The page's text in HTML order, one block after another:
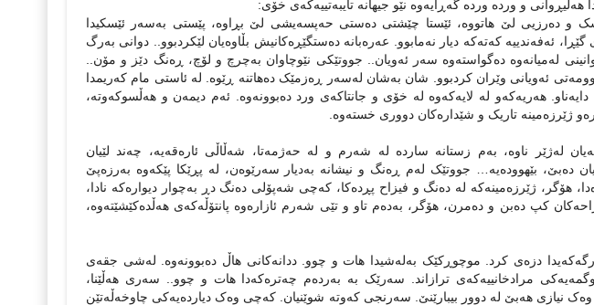
و ورده‌ ورده‌ گه‌ڕایه‌وه‌ نێو جیهانه‌ تایبه‌تییه‌که‌ی خۆی:
و ده‌رزیی لێ هاتووه‌، ئێستا چێشتی ده‌ستی حه‌پسه‌یشی لێ بڕاوه‌، پێستی به‌سه‌ر ئێسکیدا
ئه‌فه‌ندییه‌ که‌ته‌که دیار نه‌مابوو. عه‌ره‌بانه‌ ده‌ستگێڕه‌کانیش بڵاوه‌یان لێکردبوو.. دوانی به‌رگ
له‌میانه‌وه‌ ده‌گواسته‌وه‌ سه‌ر ئه‌ویان.. جووتێکی نێوچاوان به‌چرچ و لۆچ، ڕه‌نگ دێز و مۆن..
ئه‌ویانی وێران کردبوو. شان به‌شان له‌سه‌ر ڕه‌زمێک ده‌هاتنه‌ ڕێوه‌. له ‌ئاستی مام که‌ریمدا
هه‌ریه‌که‌و له ‌لایه‌که‌وه‌ له‌ خۆی و جانتاکه‌ی ورد ده‌بوونه‌وه‌. ئه‌م دیمه‌ن و هه‌ڵسوکه‌وته‌،
ژێرزه‌مینه‌ تاریک و شێداره‌کان دووری خسته‌وه‌.
له‌ژێر ناوه‌، به‌م زستانه‌ سارده‌ له‌ شه‌رم و‌ له‌ حه‌ژمه‌تا، شه‌ڵاڵی‌‌ ئاره‌قه‌یه‌، چه‌ند لێیان
ده‌بێ، بێهووده‌یه‌… جووتێک له‌م ڕه‌نگ و نیشانه‌ به‌دیار سه‌رێوه‌ن، له‌ پڕێکا پێکه‌وه‌ به‌رزه‌پێ
هۆگر، ژێرزه‌مینه‌که‌ له‌ ده‌نگ و فیزاح پڕده‌کا، که‌چی شه‌پۆلی ده‌نگ دڕ به‌چوار دیواره‌که‌ نادا،
کپ ده‌بن و ده‌مرن، هۆگر، به‌ده‌م تاو و تێی شه‌رم ئازاره‌وه‌ پانتۆڵه‌که‌ی هه‌ڵده‌کێشێته‌وه‌،
دزه‌ی کرد. موچوڕکێک به‌له‌شیدا هات و چوو. ددانه‌کانی هاڵ ده‌بوونه‌وه‌. له‌شی جقه‌ی
مرادخانییه‌که‌ی ترازاند. سه‌رێک به ‌به‌رده‌م چه‌تره‌که‌دا هات و چوو.. سه‌ری هه‌ڵێنا،
نیازی هه‌بێ له‌ دوور بیبارێنێ. سه‌رنجی که‌وته‌ شوێنیان. که‌چی وه‌ک دیارده‌یه‌کی چاوخه‌ڵه‌تێن